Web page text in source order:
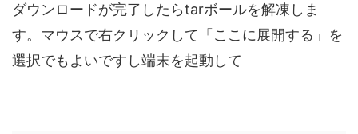
ダウンロードが完了したらtarボールを解凍しま
す。マウスで右クリックして「ここに展開する」を
選択でもよいですし端末を起動して